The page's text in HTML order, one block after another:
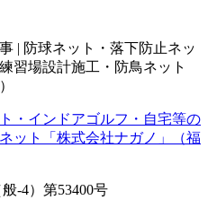
| 防球ネット・落下防止ネッ
習場設計施工・防鳥ネット
-4）第53400号